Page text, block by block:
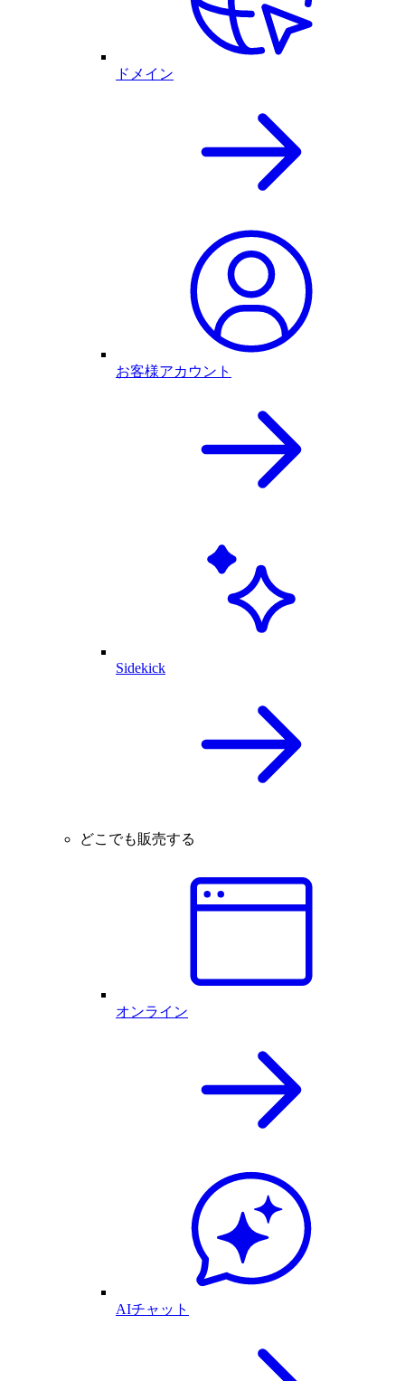
ドメイン
お客様アカウント
Sidekick
どこでも販売する
オンライン
AIチャット